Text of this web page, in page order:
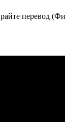
перевод